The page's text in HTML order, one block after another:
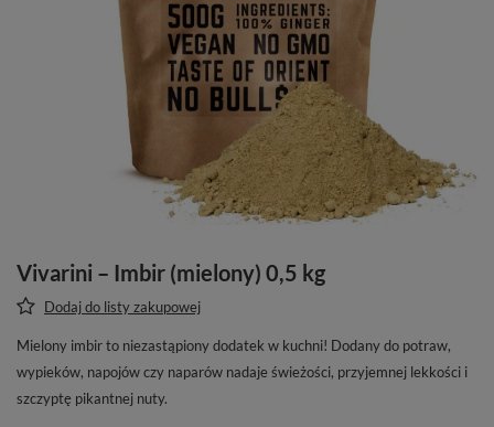
Vivarini – Imbir (mielony) 0,5 kg
Dodaj do listy zakupowej
Mielony imbir to niezastąpiony dodatek w kuchni! Dodany do potraw,
wypieków, napojów czy naparów nadaje świeżości, przyjemnej lekkości i
szczyptę pikantnej nuty.